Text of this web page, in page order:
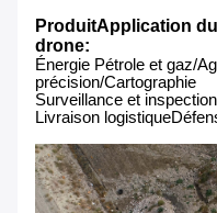
ProduitApplication
drone:
Énergie Pétrole et gaz/
précision/Cartographie
Surveillance et
Livraison logistique